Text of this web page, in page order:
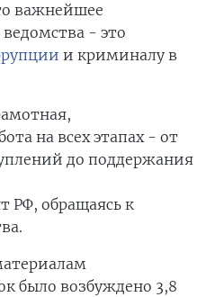
важнейшее
- это
и криминалу в
на всех этапах - от
до поддержания
РФ, обращаясь к
было возбуждено 3,8